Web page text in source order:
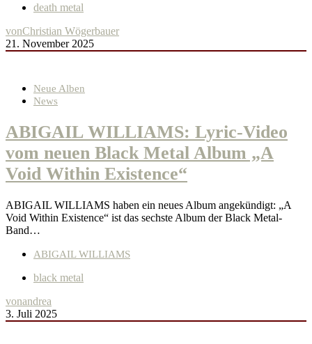
death metal
vonChristian Wögerbauer
21. November 2025
Neue Alben
News
ABIGAIL WILLIAMS: Lyric-Video
vom neuen Black Metal Album „A
Void Within Existence“
ABIGAIL WILLIAMS haben ein neues Album angekündigt: „A
Void Within Existence“ ist das sechste Album der Black Metal-
Band…
ABIGAIL WILLIAMS
black metal
vonandrea
3. Juli 2025